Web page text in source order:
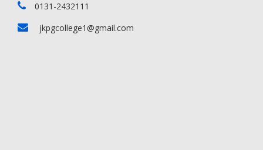
0131-2432111
jkpgcollege1@gmail.com